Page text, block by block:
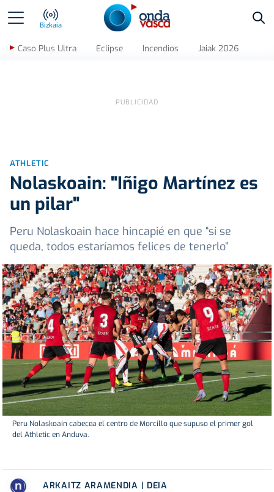
Bizkaia
Caso Plus Ultra Eclipse Incendios Jaiak 2026
ATHLETIC
Nolaskoain: "Iñigo Martínez es
un pilar"
Peru Nolaskoain hace hincapié en que “si se
queda, todos estaríamos felices de tenerlo”
Peru Nolaskoain cabecea el centro de Morcillo que supuso el primer gol
del Athletic en Anduva.
ARKAITZ ARAMENDIA | DEIA